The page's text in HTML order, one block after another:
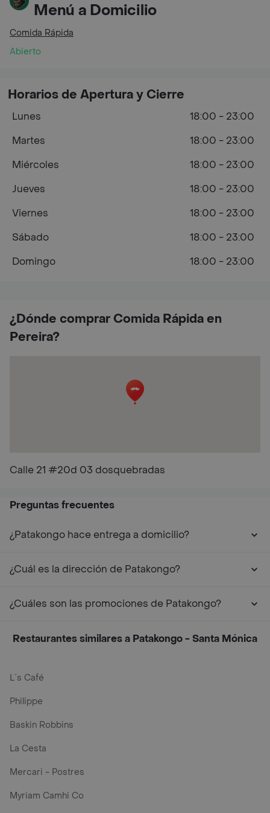
Menú a Domicilio
Comida Rápida
Abierto
¿Dónde comprar Comida Rápida en
Pereira?
Calle 21 #20d 03 dosquebradas
Horarios de Apertura y Cierre
Lunes
18:00 - 23:00
Martes
18:00 - 23:00
Miércoles
18:00 - 23:00
Jueves
18:00 - 23:00
Viernes
18:00 - 23:00
Sábado
18:00 - 23:00
Domingo
18:00 - 23:00
Preguntas frecuentes
¿Patakongo hace entrega a domicilio?
¿Cuál es la dirección de Patakongo?
¿Cuáles son las promociones de Patakongo?
Restaurantes similares a Patakongo - Santa Mónica
L´s Café
Philippe
Baskin Robbins
La Cesta
Mercari - Postres
Myriam Camhi Co